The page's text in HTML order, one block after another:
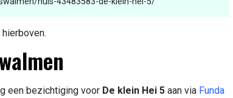
een bezichtiging voor De klein Hei 5 aan via Funda